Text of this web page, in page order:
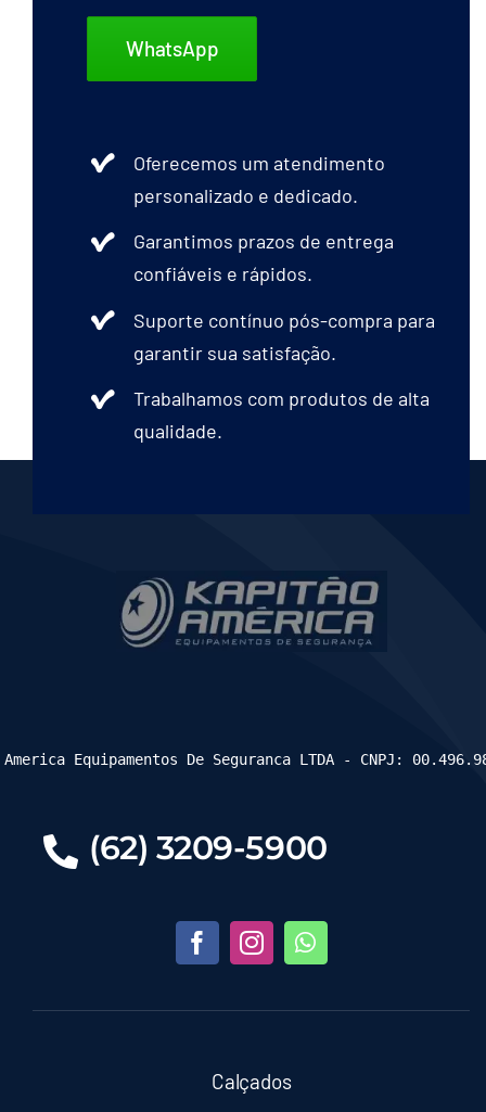
WhatsApp
Oferecemos um atendimento
personalizado e dedicado.
Garantimos prazos de entrega
confiáveis e rápidos.
Suporte contínuo pós-compra para
garantir sua satisfação.
Trabalhamos com produtos de alta
qualidade.
(62) 3209-5900
Calçados
Equipamentos De Seguranca LTDA - CNPJ: